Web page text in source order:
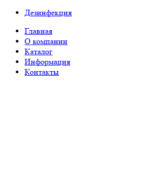
Дезинфекция
Главная
О компании
Каталог
Информация
Контакты